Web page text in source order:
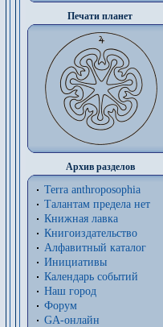
Печати планет
Архив разделов
Terra anthroposophia
Талантам предела нет
Книжная лавка
Книгоиздательство
Алфавитный каталог
Инициативы
Календарь событий
Наш город
Форум
GA-онлайн